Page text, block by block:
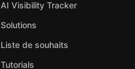
AI Visibility Tracker
Solutions
Liste de souhaits
Tutorials